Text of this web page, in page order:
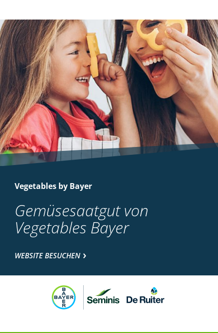
Vegetables by Bayer
Gemüsesaatgut von
Vegetables Bayer
WEBSITE BESUCHEN